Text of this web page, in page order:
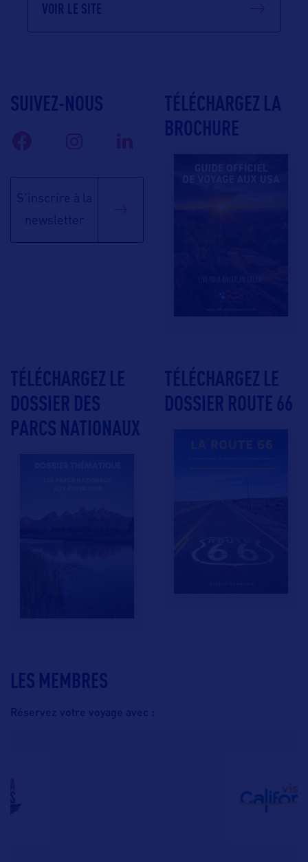
VOIR LE SITE
LES MEMBRES
Réservez votre voyage avec :
SUIVEZ-NOUS
S'inscrire à la
newsletter
TÉLÉCHARGEZ LA
BROCHURE
TÉLÉCHARGEZ LE
DOSSIER DES
PARCS NATIONAUX
TÉLÉCHARGEZ LE
DOSSIER ROUTE 66